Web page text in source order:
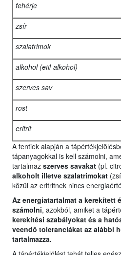
fehérje
zsír
szalatrimok
alkohol (etil-alkohol)
szerves sav
rost
eritrit
A fentiek alapján a
tápanyagokkal is kell számolni,
tartalmaz szerves savakat (pl.
alkoholt illetve szalatrimokat
közül az eritritnek nincs
Az energiatartalmat a kerekített
számolni, azokból, amiket a
kerekítési szabályokat és a
veendő toleranciákat az alábbi
tartalmazza.